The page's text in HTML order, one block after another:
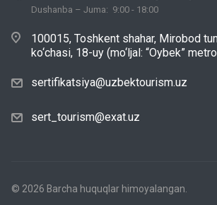
Dushanba – Juma: 9:00 - 18:00
100015, Toshkent shahar, Mirobod
ko‘chasi, 18-uy (mo‘ljal: “Oybek”
sertifikatsiya@uzbektourism.uz
sert_tourism@exat.uz
© 2026 Barcha huquqlar himoyalangan.